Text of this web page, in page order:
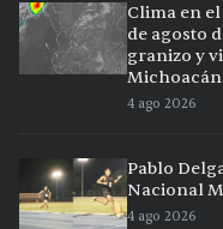
Clima en
de agosto
granizo y
Michoacán
4 ago 2026
Pablo
Nacional
4 ago 2026